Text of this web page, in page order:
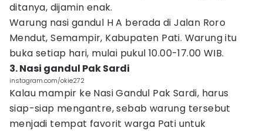
ditanya, dijamin enak.
Warung nasi gandul H A berada di Jalan Roro
Mendut, Semampir, Kabupaten Pati. Warung itu
buka setiap hari, mulai pukul 10.00-17.00 WIB.
3. Nasi gandul Pak Sardi
instagram.com/okie272
Kalau mampir ke Nasi Gandul Pak Sardi, harus
siap-siap mengantre, sebab warung tersebut
menjadi tempat favorit warga Pati untuk